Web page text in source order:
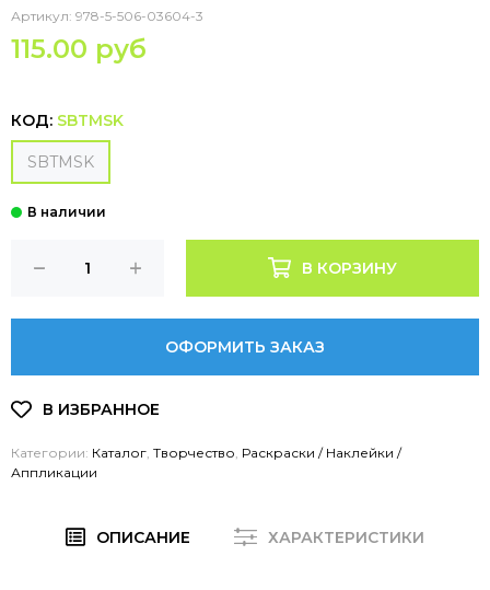
Артикул: 978-5-506-03604-3
115.00 руб
КОД: SBTMSK
SBTMSK
В КОРЗИНУ
ОФОРМИТЬ ЗАКАЗ
Категории: Каталог Творчество Раскраски / Наклейки /
Аппликации
ОПИСАНИЕ ХАРАКТЕРИСТИКИ